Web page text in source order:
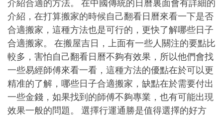
介紹合適的方法。 在中國傳統的日曆裏面會有詳細的
介紹，在打算搬家的時候自己翻看日曆來看一下是否
合適搬家，這種方法也是可行的，更快了解哪些日子
合適搬家。 在搬屋吉日，上面有一些人關注的要點比
較多，害怕自己翻看日曆不夠有效果，所以他們會找
一些易經師傅來看一看，這種方法的優點在於可以更
精准的了解，哪些日子合適搬家，缺點在於需要付出
一些金錢，如果找到的師傅不夠專業，也有可能出現
效果一般的問題。 選擇行運通勝是值得選擇的好方